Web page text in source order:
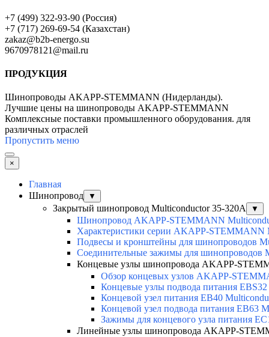
+7 (499) 322-93-90 (Россия)
+7 (717) 269-69-54 (Казахстан)
zakaz@b2b-energo.su
9670978121@mail.ru
ПРОДУКЦИЯ
Шинопроводы AKAPP-STEMMANN (Нидерланды).
Лучшие цены на шинопроводы AKAPP-STEMMANN
Комплексные поставки промышленного оборудования. для
различных отраслей
Пропустить меню
×
Главная
Шинопровод
▼
Закрытый шинопровод Multiconductor 35-320А ▼
Шинопровод AKAPP-STEMMANN
Характеристики серии AKAPP-STEMMANN
Подвесы и кронштейны для шинопроводов
Соединительные зажимы для шинопроводов
Концевые узлы шинопровода AKAPP-
Обзор концевых узлов AKAPP-
Концевые узлы подвода питания
Концевой узел питания EB40
Концевой узел подвода питания EB63
Зажимы для концевого узла питания
Линейные узлы шинопровода AKAPP-